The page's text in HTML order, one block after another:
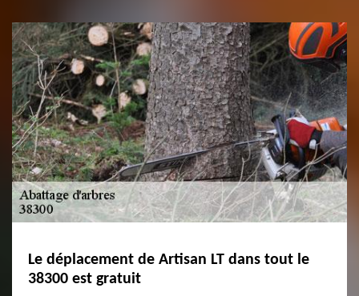
Le déplacement de Artisan LT dans tout le
38300 est gratuit